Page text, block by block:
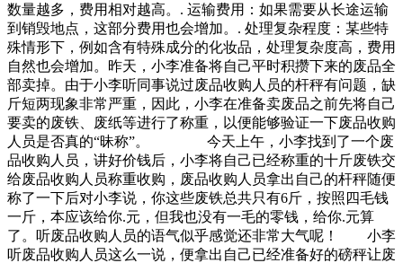
数量越多，费用相对越高。. 运输费用：如果需要从长途运输
到销毁地点，这部分费用也会增加。. 处理复杂程度：某些特
殊情形下，例如含有特殊成分的化妆品，处理复杂度高，费用
自然也会增加。昨天，小李准备将自己平时积攒下来的废品全
部卖掉。由于小李听同事说过废品收购人员的杆秤有问题，缺
斤短两现象非常严重，因此，小李在准备卖废品之前先将自己
要卖的废铁、废纸等进行了称重，以便能够验证一下废品收购
人员是否真的“昧称”。 今天上午，小李找到了一个废
品收购人员，讲好价钱后，小李将自己已经称重的十斤废铁交
给废品收购人员称重收购，废品收购人员拿出自己的杆秤随便
称了一下后对小李说，你这些废铁总共只有6斤，按照四毛钱
一斤，本应该给你.元，但我也没有一毛的零钱，给你.元算
了。听废品收购人员的语气似乎感觉还非常大气呢！ 小李
听废品收购人员这么一说，便拿出自己已经准备好的磅秤让废